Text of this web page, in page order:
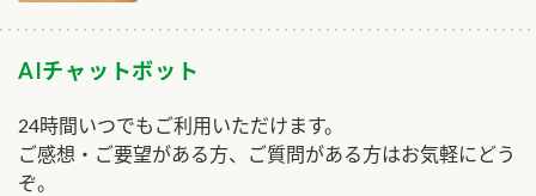
AIチャットボット
24時間いつでもご利用いただけます。
ご感想・ご要望がある方、ご質問がある方はお気軽にどう
ぞ。